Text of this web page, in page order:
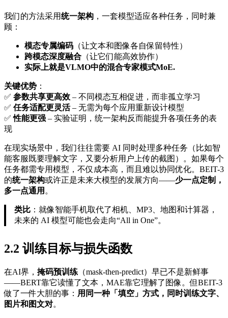
我们的方法采用统一架构 ，一套模型适应各种任务，同时兼
顾：
模态专属编码 （让文本和图像各自保留特性）
跨模态深度融合 （让它们能高效协作）
实际上就是VLMO中的混合专家模式MoE.
关键优势 ：
✅ 参数共享更高效 – 不同模态互相促进，而非孤立学习
✅ 任务适配更灵活– 无需为每个应用重新设计模型
✅性能更强 – 实验证明，统一架构反而能提升各项任务的表
现
在现实场景中，我们往往需要 AI 同时处理多种任务（比如智
能客服既要理解文字，又要分析用户上传的截图）。如果每个
任务都需专用模型，不仅成本高，而且难以协同优化。BEIT-3
的统一架构或许正是未来大模型的发展方向——少一点定制，
多一点通用 。
类比 ：就像智能手机取代了相机、MP3、地图和计算器，
未来的 AI 模型可能也会走向“All in One”。
2.2 训练目标与损失函数
在AI界， 掩码预训练 （mask-then-predict）早已不是新鲜事
——BERT靠它读懂了文本，MAE靠它理解了图像。但BEIT-3
做了一件大胆的事： 用同一种「填空」方式，同时训练文字、
图片和图文对。